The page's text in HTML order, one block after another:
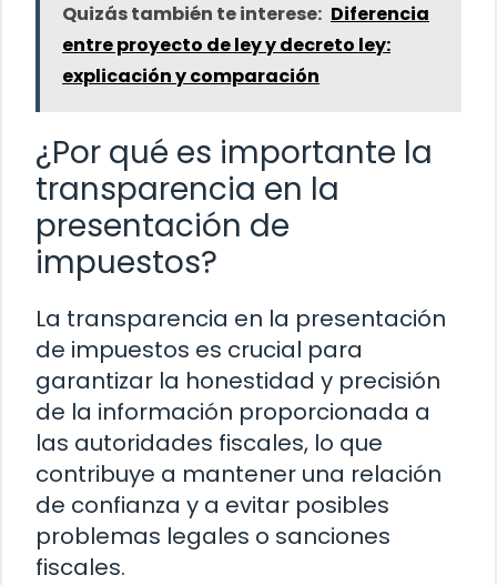
Quizás también te interese: Diferencia
entre proyecto de ley y decreto ley:
explicación y comparación
¿Por qué es importante la
transparencia en la
presentación de
impuestos?
La transparencia en la presentación
de impuestos es crucial para
garantizar la honestidad y precisión
de la información proporcionada a
las autoridades fiscales, lo que
contribuye a mantener una relación
de confianza y a evitar posibles
problemas legales o sanciones
fiscales.